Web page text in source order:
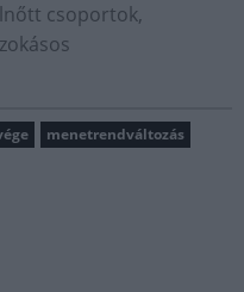
csoportok,
menetrendváltozás